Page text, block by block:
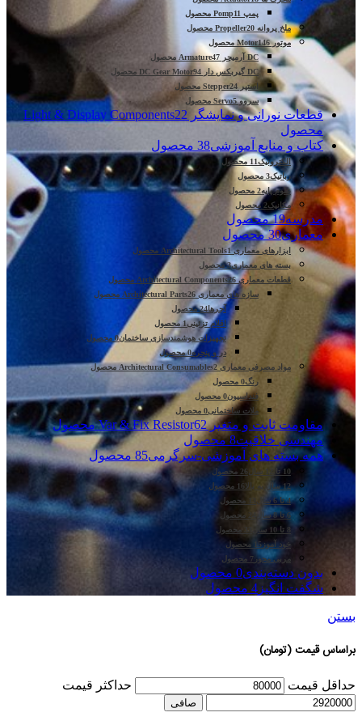
پمپ Pomp 11 محصول
ملخ پروانه Propeller 20 محصول
موتور Motor146 محصول
DC آرمیچر Armature
47 محصول
DC گیربکس دار DC Gear Motor
94 محصول
استپر Stepper 24 محصول
سروو Servo5 محصول
قطعات نورانی و نمایشگر Light & Display Components 22
محصول
کتاب و منابع آموزشی38 محصول
الکترونیک11 محصول
رباتیک3 محصول
علوم پایه2 محصول
مکانیک2 محصول
مدرسه19 محصول
معماری30 محصول
ابزارهای معماری Architectural Tools1 محصول
بسته های معماری3 محصول
قطعات معماری Architectural Components26 محصول
سازه های معماری Architectural Parts26 محصول
آجرها24 محصول
اقلام تزئینی1 محصول
تجهیزات هوشمندسازی ساختمان0 محصول
در و پنجره0 محصول
مواد مصرفی معماری Architectural Consumables2 محصول
رنگ0 محصول
فنداسیون0 محصول
ملات ساختمانی0 محصول
مقاومت ثابت و متغیر Var & Fix Resistor62 محصول
مهندسی خلاقیت8 محصول
همه بسته های آموزشی-سرگرمی85 محصول
10 تا 12 سال
26 محصول
12 سال به بالا
16 محصول
4 تا 6 سال
13 محصول
6 تا 8 سال
8 تا 10 سال
33 محصول
خود آموز15 محصول
مربی محور 7 محصول
بدون دسته‌بندی0 محصول
شگفت انگیز 4 محصول
بستن
براساس قیمت (تومان)
حداقل قیمت حداكثر قيمت
صافی